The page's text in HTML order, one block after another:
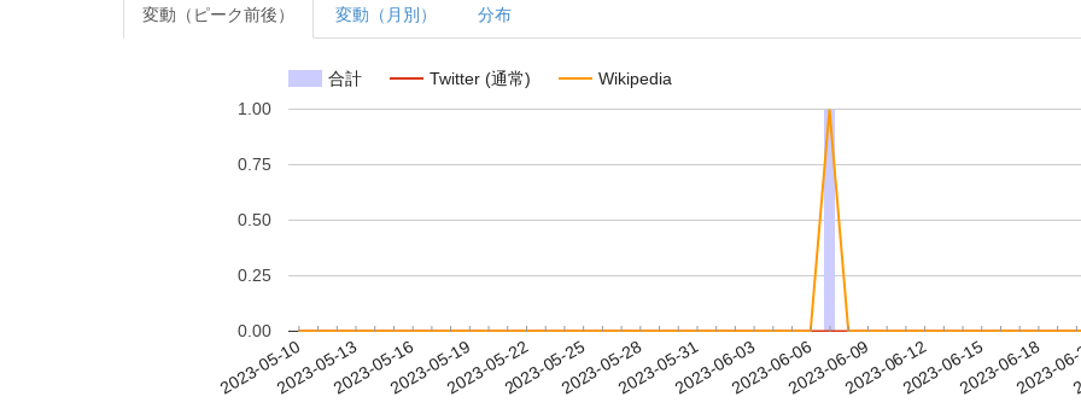
変動（ピーク前後） 変動（月別） 分布
合計 Twitter (通常) Wikipedia
2023-05-102023-05-132023-05-162023-05-192023-05-222023-05-252023-05-282023-05-312023-06-032023-06-062023-06-092023-06-122023-06-152023-06-18
2023-
0.00
0.25
0.50
0.75
1.00